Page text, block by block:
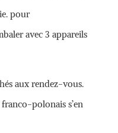
pour
avec 3 appareils
aux rendez-vous.
polonais s’en